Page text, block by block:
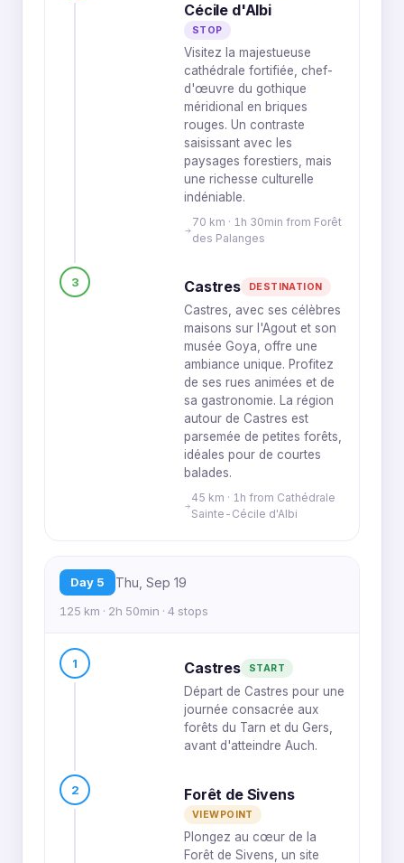
Cécile d'Albi
STOP
Visitez la majestueuse
cathédrale fortifiée, chef-
d'œuvre du gothique
méridional en briques
rouges. Un contraste
saisissant avec les
paysages forestiers, mais
une richesse culturelle
indéniable.
70 km · 1h 30min from Forêt
des Palanges
3 Castres DESTINATION
Castres, avec ses célèbres
maisons sur l'Agout et son
musée Goya, offre une
ambiance unique. Profitez
de ses rues animées et de
sa gastronomie. La région
autour de Castres est
parsemée de petites forêts,
idéales pour de courtes
balades.
45 km · 1h from Cathédrale
Sainte-Cécile d'Albi
Day 5 Thu, Sep 19
125 km · 2h 50min · 4 stops
1 Castres START
Départ de Castres pour une
journée consacrée aux
forêts du Tarn et du Gers,
avant d'atteindre Auch.
2 Forêt de Sivens
VIEWPOINT
Plongez au cœur de la
Forêt de Sivens, un site